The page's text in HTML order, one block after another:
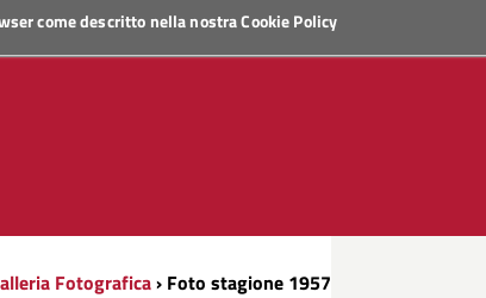
come descritto nella nostraCookie Policy
Fotografica› Foto stagione 1957